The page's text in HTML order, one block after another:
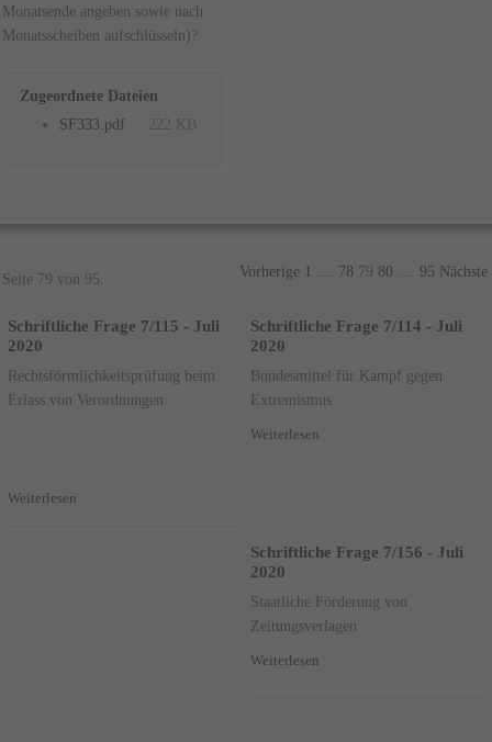
Monatsende angeben sowie nach
Monatsscheiben aufschlüsseln)?
Zugeordnete Dateien
SF333.pdf 222 KB
Seite 79 von 95. Vorherige 1 78 79 80 95 Nächste
Schriftliche Frage 7/115 - Juli
2020
Rechtsförmlichkeitsprüfung beim
Erlass von Verordnungen
Weiterlesen
Schriftliche Frage 7/114 - Juli
2020
Bundesmittel für Kampf gegen
Extremismus
Weiterlesen
Schriftliche Frage 7/156 - Juli
2020
Staatliche Förderung von
Zeitungsverlagen
Weiterlesen